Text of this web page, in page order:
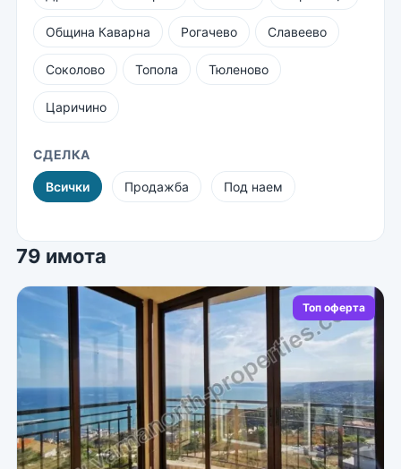
Община Каварна Рогачево Славеево
Соколово Топола Тюленово
Царичино
СДЕЛКА
Всички Продажба Под наем
79 имота
Топ оферта